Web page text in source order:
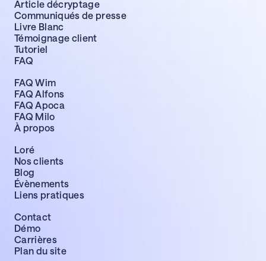
Article décryptage
Communiqués de presse
Livre Blanc
Témoignage client
Tutoriel
FAQ
FAQ Wim
FAQ Alfons
FAQ Apoca
FAQ Milo
À propos
Loré
Nos clients
Blog
Évènements
Liens pratiques
Contact
Démo
Carrières
Plan du site